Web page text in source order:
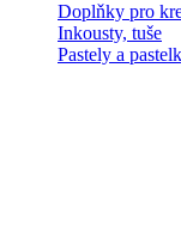
Doplňky pro
Inkousty, tuše
Pastely a